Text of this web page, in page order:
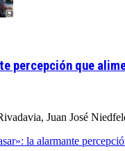
percepción que
Juan José
la alarmante